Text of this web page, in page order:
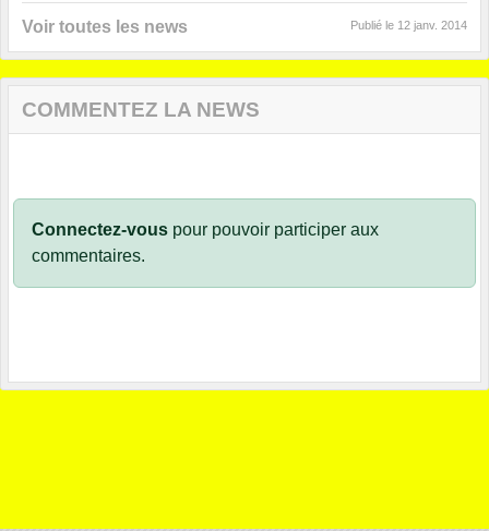
Voir toutes les news Publié le 12 janv. 2014
COMMENTEZ LA NEWS
Connectez-vous pour pouvoir participer aux
commentaires.